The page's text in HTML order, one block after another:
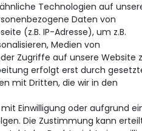
gesetzlicher MwSt. | zzgl. Versandkosten
entsprechen dem bisherigen Preis bei
Thielemann.
Technologien auf
Daten von
(z.B. IP-Adresse), um z.B.
Medien von
Zugriffe auf unsere Website
erfolgt erst durch
mit Dritten, die wir in den
Einwilligung oder aufgrund
Die Zustimmung kann